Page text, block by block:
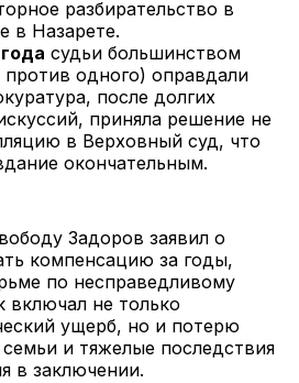
разбирательство в
в Назарете.
судьи большинством
против одного) оправдали
после долгих
приняла решение не
в Верховный суд, что
окончательным.
Задоров заявил о
компенсацию за годы,
по несправедливому
включал не только
ущерб, но и потерю
и тяжелые последствия
в заключении.